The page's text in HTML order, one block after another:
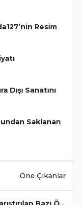
Resim
Dışı Sanatını
Saklanan
Öne Çıkanlar